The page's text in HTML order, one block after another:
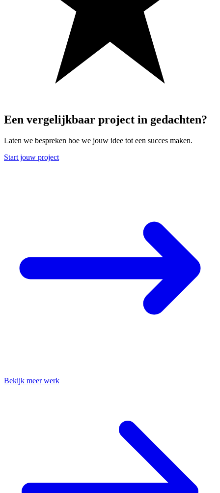
Een vergelijkbaar project in gedachten?
Laten we bespreken hoe we jouw idee tot een succes maken.
Start jouw project
Bekijk meer werk